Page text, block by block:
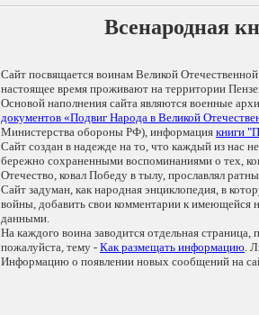
Всенародная
Сайт посвящается воинам Великой
настоящее время проживают на территории
Основой наполнения сайта являются военные
документов «Подвиг Народа в Великой
Министерства обороны РФ), информация книги
Сайт создан в надежде на то, что каждый из нас
бережно сохраненными воспоминаниями о тех,
Отечество, ковал Победу в тылу, прославлял
Сайт задуман, как народная энциклопедия, в
войны, добавить свои комментарии к
данными.
На каждого воина заводится отдельная
пожалуйста, тему - Как размещать информацию.
Информацию о появлении новых сообщений на